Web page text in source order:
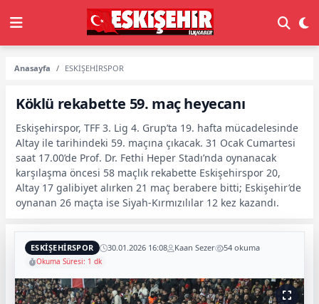
Anasayfa ESKİŞEHİRSPOR
Köklü rekabette 59. maç heyecanı
Eskişehirspor, TFF 3. Lig 4. Grup’ta 19. hafta mücadelesinde
Altay ile tarihindeki 59. maçına çıkacak. 31 Ocak Cumartesi
saat 17.00’de Prof. Dr. Fethi Heper Stadı’nda oynanacak
karşılaşma öncesi 58 maçlık rekabette Eskişehirspor 20,
Altay 17 galibiyet alırken 21 maç berabere bitti; Eskişehir’de
oynanan 26 maçta ise Siyah-Kırmızılılar 12 kez kazandı.
ESKİŞEHİRSPOR 30.01.2026 16:08 Kaan Sezer 54 okuma
Okuma Süresi: 1 dk